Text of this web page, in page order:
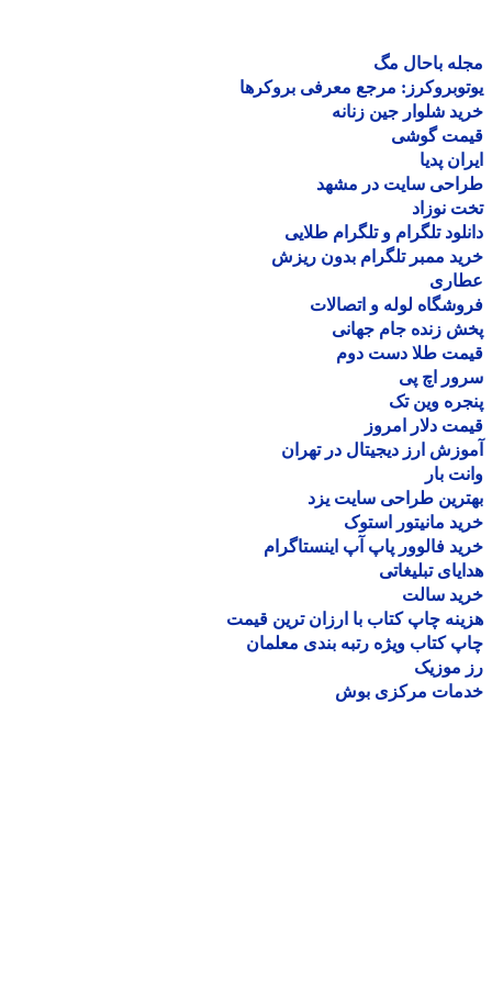
باحال مگ
مرجع معرفی بروکرها
شلوار جین زنانه
گوشی
پدیا
سایت در مشهد
نوزاد
تلگرام و تلگرام طلایی
ممبر تلگرام بدون ریزش
لوله و اتصالات
زنده جام جهانی
طلا دست دوم
اچ پی
وین تک
دلار امروز
ارز دیجیتال در تهران
بار
طراحی سایت یزد
مانیتور استوک
فالوور پاپ آپ اینستاگرام
تبلیغاتی
سالت
چاپ کتاب با ارزان ترین قیمت
کتاب ویژه رتبه بندی معلمان
موزیک
مرکزی بوش